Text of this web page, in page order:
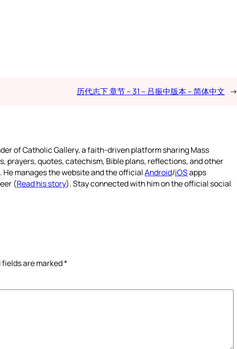
历代志下 章节 – 31 – 吕振中版本 – 简体中文 →
of Catholic Gallery, a faith-driven platform sharing Mass
prayers, quotes, catechism, Bible plans, reflections, and other
manages the website and the officialAndroid/iOSapps
(Read his story). Stay connected with him on the official social
fields are marked*